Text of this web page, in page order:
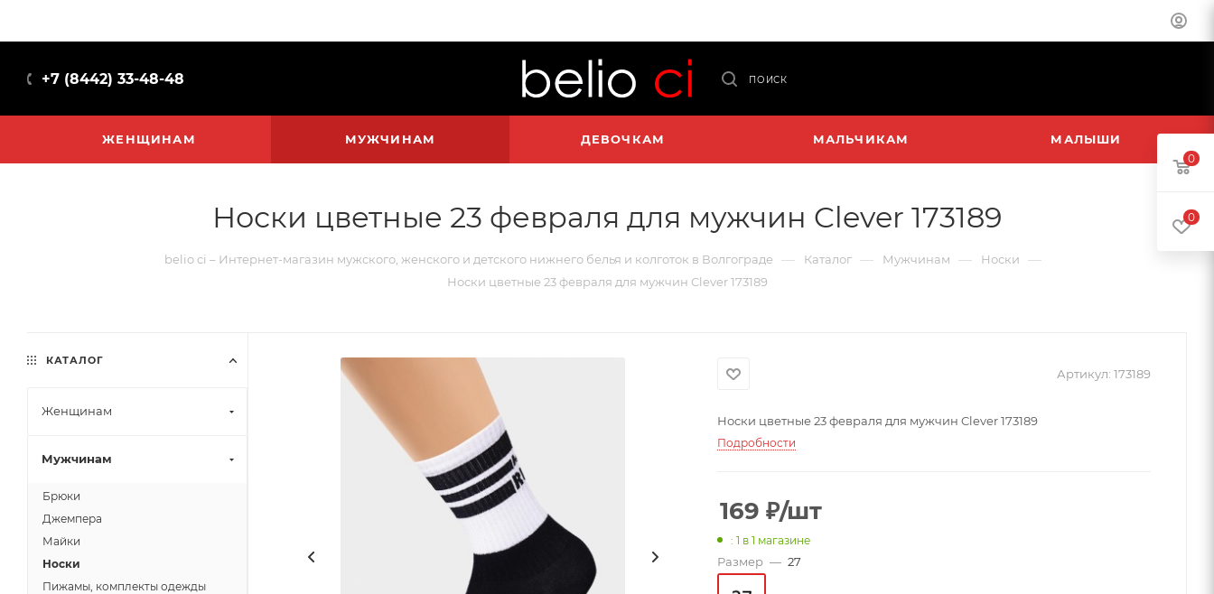
+7 (8442) 33-48-48 ПОИСК
ЖЕНЩИНАМ МУЖЧИНАМ ДЕВОЧКАМ МАЛЬЧИКАМ МАЛЫШИ
Носки цветные 23 февраля для мужчин Clever 173189
belio ci – Интернет-магазин мужского, женского и детского нижнего белья и колготок в Волгограде — Каталог — Мужчинам — Носки —
Носки цветные 23 февраля для мужчин Clever 173189
Артикул: 173189
Носки цветные 23 февраля для мужчин Clever 173189
Подробности
169 ₽/шт
: 1 в 1 магазине
Размер — 27
КАТАЛОГ
Женщинам
Мужчинам
Брюки
Джемпера
Майки
Носки
Пижамы, комплекты одежды
0
0